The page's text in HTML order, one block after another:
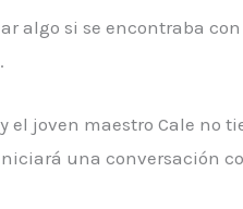
algo si se encontraba
el joven maestro Cale no
una conversación